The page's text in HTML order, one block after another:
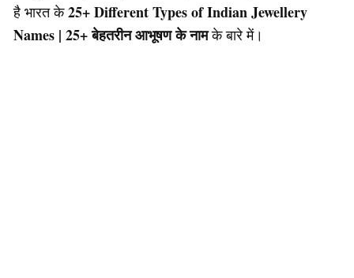
है भारत के25+ Different Types of Indian Jewellery
Names | 25+ बेहतरीन आभूषण के नामके बारे में।